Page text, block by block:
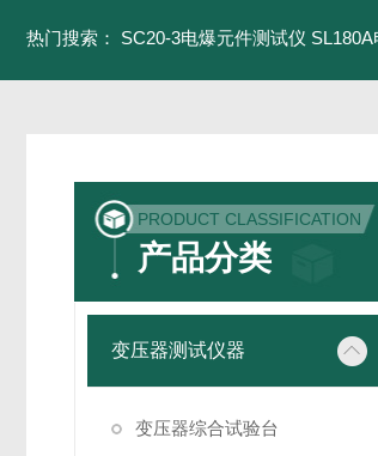
热门搜索： SC20-3电爆元件测试仪
PRODUCT CLASSIFICATION
产品分类
变压器测试仪器
变压器综合试验台